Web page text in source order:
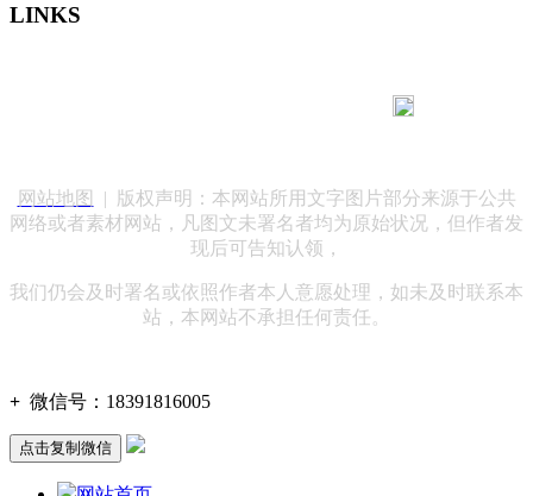
LINKS
网站地图
| 版权声明：本网站所用文字图片部分来源于公共
网络或者素材网站，凡图文未署名者均为原始状况，但作者发
现后可告知认领，
我们仍会及时署名或依照作者本人意愿处理，如未及时联系本
站，本网站不承担任何责任。
+ 微信号： 18391816005
点击复制微信